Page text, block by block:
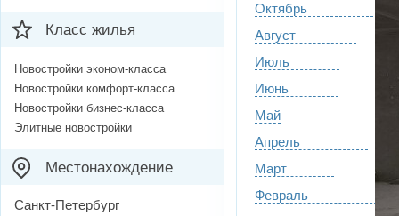
Октябрь
Август
Июль
Июнь
Май
Апрель
Март
Февраль
Класс жилья
Новостройки эконом-класса
Новостройки комфорт-класса
Новостройки бизнес-класса
Элитные новостройки
Местонахождение
Санкт-Петербург